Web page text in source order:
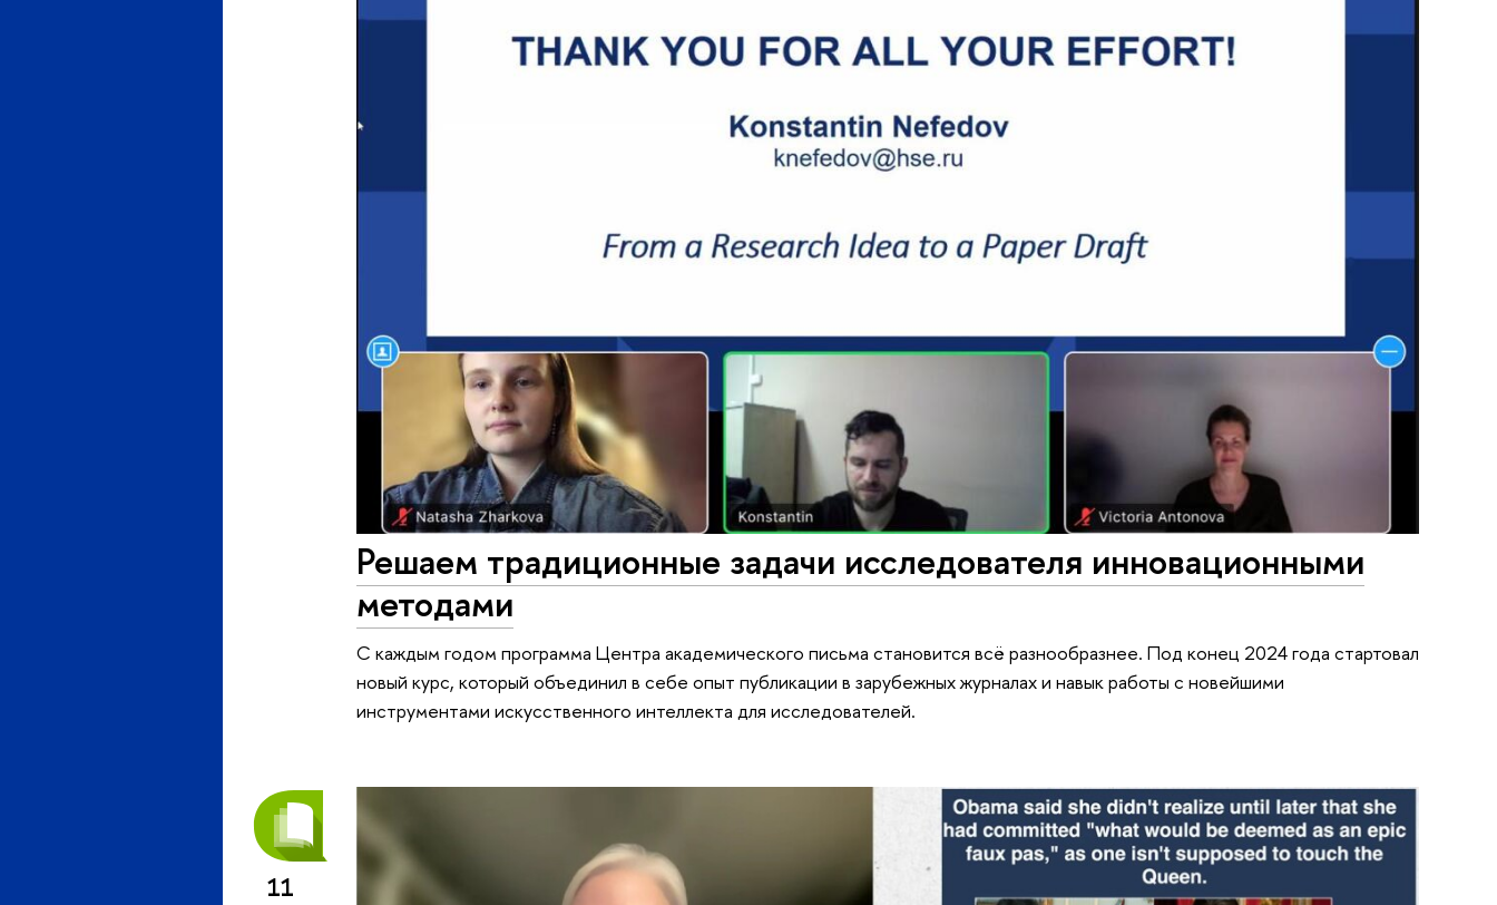
Решаем традиционные задачи исследователя инновационными
методами
С каждым годом программа Центра академического письма становится всё разнообразнее. Под конец 2024 года стартовал
новый курс, который объединил в себе опыт публикации в зарубежных журналах и навык работы с новейшими
инструментами искусственного интеллекта для исследователей.
11